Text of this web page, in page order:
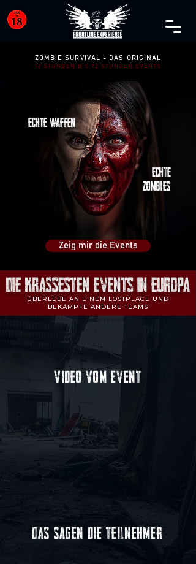
ZOMBIE SURVIVAL - DAS ORIGINAL
12 STUNDEN BIS 72 STUNDEN EVENTS
ECHTE WAFFEN
ECHTE
ZOMBIES
Zeig mir die Events
Die KRASSESTEn EVENTs IN EUROPA
ÜBERLEBE AN EINEM LOSTPLACE UND
BEKÄMPFE ANDERE TEAMS
VIDEO VOM EVENT
DAS SAGEN DIE TEILNEHMER